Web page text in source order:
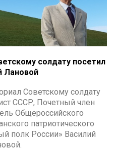
солдату посетил
Лановой
Советскому солдату
СССР, Почетный член
Общероссийского
патриотического
полк России» Василий